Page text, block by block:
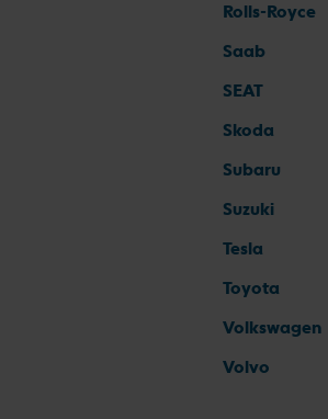
Rolls-Royce
Saab
SEAT
Skoda
Subaru
Suzuki
Tesla
Toyota
Volkswagen
Volvo